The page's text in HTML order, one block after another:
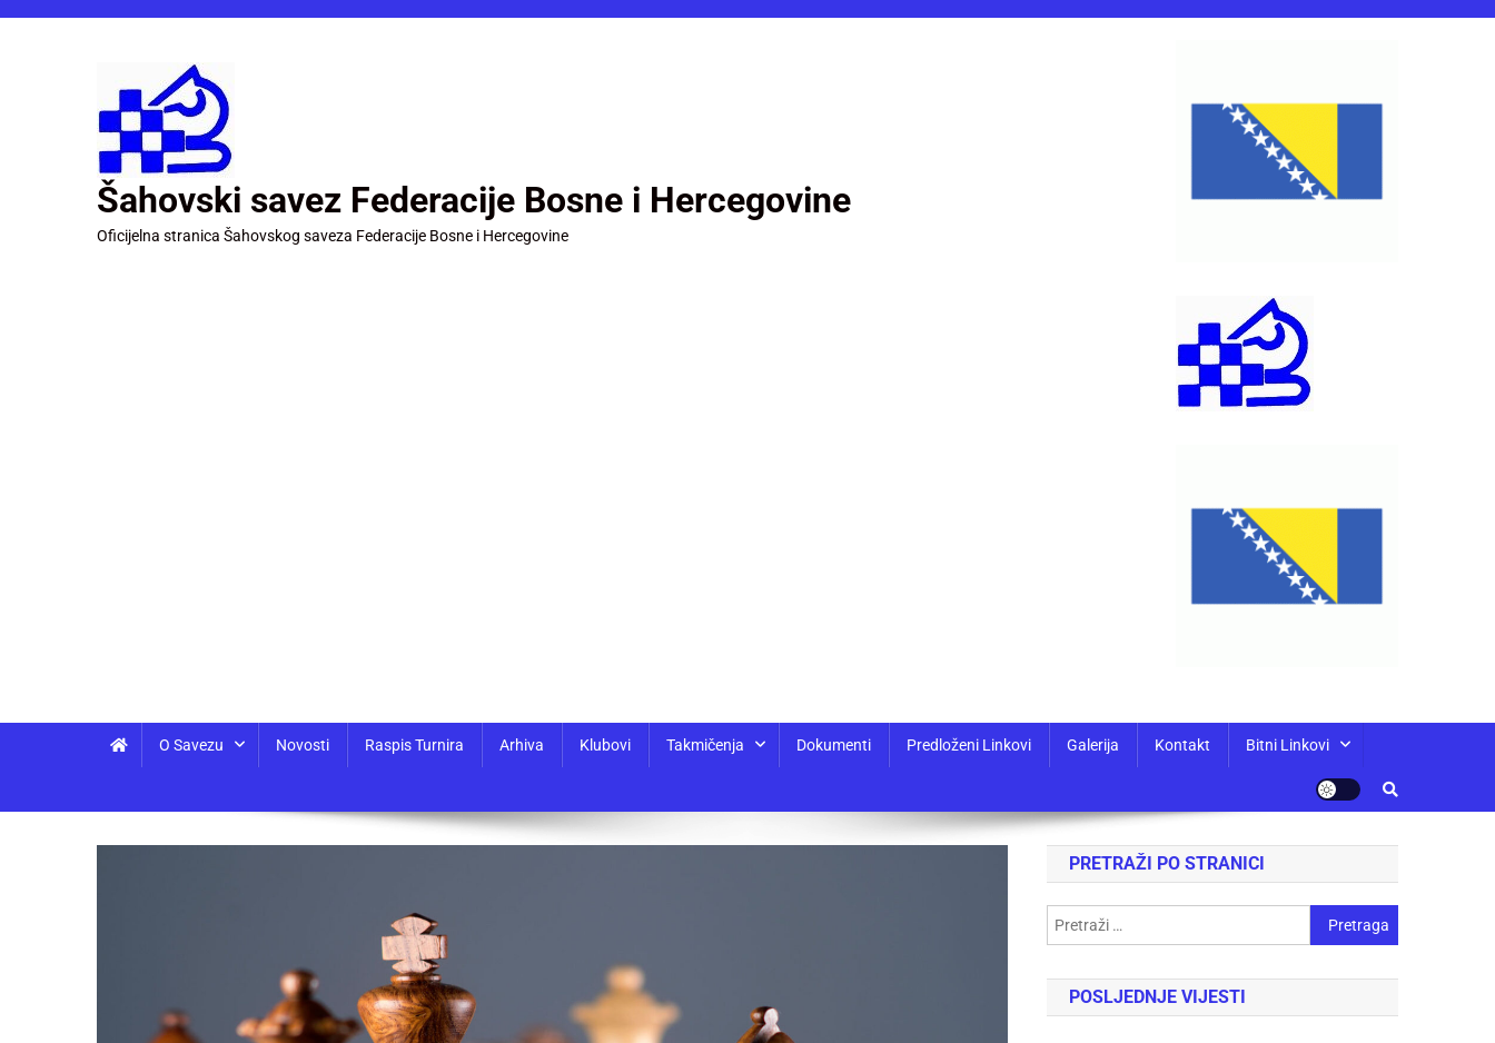
Šahovski savez Federacije Bosne i Hercegovine
Oficijelna stranica Šahovskog saveza Federacije Bosne i Hercegovine
O Savezu Novosti Raspis Turnira Arhiva Klubovi Takmičenja Dokumenti Predloženi Linkovi Galerija Kontakt Bitni Linkovi
PRETRAŽI PO STRANICI
POSLJEDNJE VIJESTI